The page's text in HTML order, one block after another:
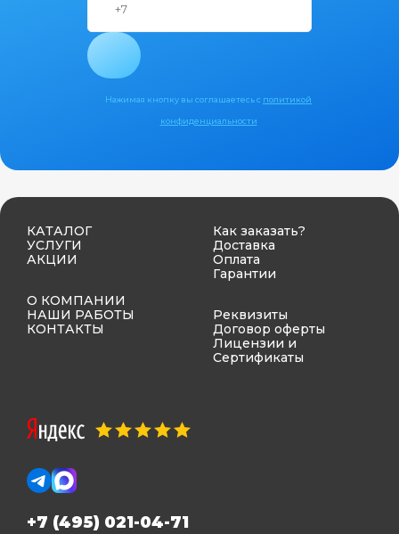
Нажимая кнопку вы соглашаетесь с политикой
конфиденциальности
КАТАЛОГ
УСЛУГИ
АКЦИИ
О КОМПАНИИ
НАШИ РАБОТЫ
КОНТАКТЫ
Как заказать?
Доставка
Оплата
Гарантии
Реквизиты
Договор оферты
Лицензии и
Сертификаты
+7 (495) 021-04-71